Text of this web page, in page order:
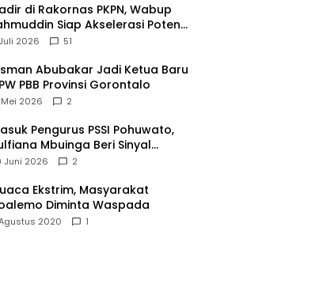
di Rakornas PKPN, Wabup
Siap Akselerasi Potensi
Boalemo
2026 51
Abubakar Jadi Ketua Baru
PBB Provinsi Gorontalo
Mei 2026 2
Pengurus PSSI Pohuwato,
Mbuinga Beri Sinyal
Nasir di Arena Politik ?
Juni 2026 2
Ekstrim, Masyarakat
Diminta Waspada
2020 1